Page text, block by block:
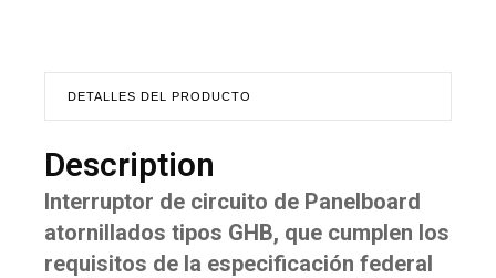
DETALLES DEL PRODUCTO
Description
Interruptor de circuito de Panelboard
atornillados tipos GHB, que cumplen los
requisitos de la especificación federal